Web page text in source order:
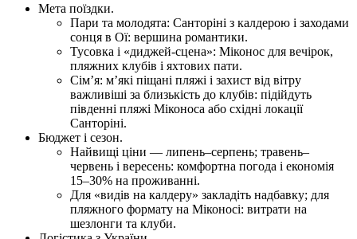
Мета поїздки.
Пари та молодята: Санторіні з калдерою і заходами
сонця в Ої: вершина романтики.
Тусовка і «диджей-сцена»: Міконос для вечірок,
пляжних клубів і яхтових пати.
Сім’я: м’які піщані пляжі і захист від вітру
важливіші за близькість до клубів: підійдуть
південні пляжі Міконоса або східні локації
Санторіні.
Бюджет і сезон.
Найвищі ціни — липень–серпень; травень–
червень і вересень: комфортна погода і економія
15–30% на проживанні.
Для «видів на калдеру» закладіть надбавку; для
пляжного формату на Міконосі: витрати на
шезлонги та клуби.